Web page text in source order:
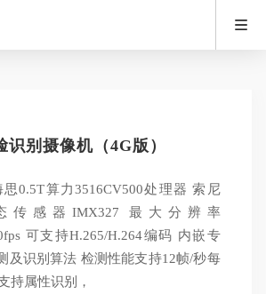
识别摄像机（4G版）
0.5T算力3516CV500处理器 索尼
传感器IMX327 最大分辨率
可支持H.265/H.264编码 内嵌专
及识别算法 检测性能支持12帧/秒每
持属性识别，